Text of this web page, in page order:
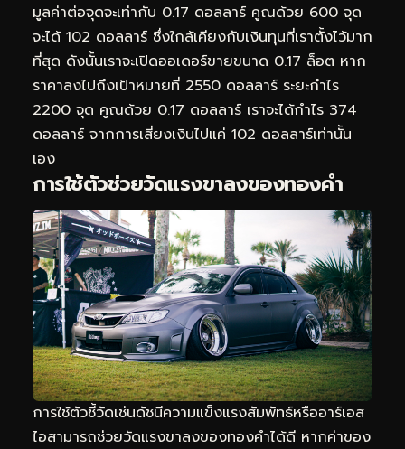
มูลค่าต่อจุดจะเท่ากับ 0.17 ดอลลาร์ คูณด้วย 600 จุด
จะได้ 102 ดอลลาร์ ซึ่งใกล้เคียงกับเงินทุนที่เราตั้งไว้มาก
ที่สุด ดังนั้นเราจะเปิดออเดอร์ขายขนาด 0.17 ล็อต หาก
ราคาลงไปถึงเป้าหมายที่ 2550 ดอลลาร์ ระยะกำไร
2200 จุด คูณด้วย 0.17 ดอลลาร์ เราจะได้กำไร 374
ดอลลาร์ จากการเสี่ยงเงินไปแค่ 102 ดอลลาร์เท่านั้น
เอง
การใช้ตัวช่วยวัดแรงขาลงของทองคำ
การใช้ตัวชี้วัดเช่นดัชนีความแข็งแรงสัมพัทธ์หรืออาร์เอส
ไอสามารถช่วยวัดแรงขาลงของทองคำได้ดี หากค่าของ